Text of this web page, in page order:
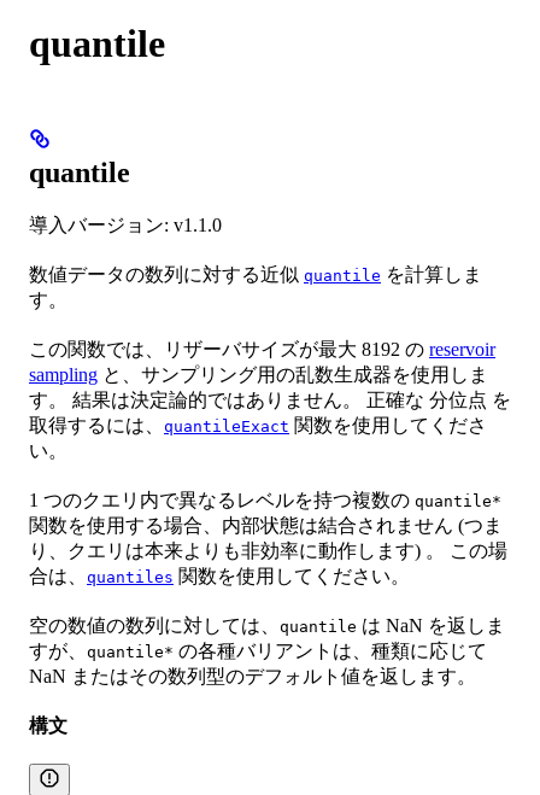
quantile
quantile
導入バージョン: v1.1.0
数値データの数列に対する近似 quantile を計算しま
す。
この関数では、リザーバサイズが最大 8192 の reservoir
sampling と、サンプリング用の乱数生成器を使用しま
す。 結果は決定論的ではありません。 正確な 分位点 を
取得するには、 quantileExact 関数を使用してくださ
い。
1 つのクエリ内で異なるレベルを持つ複数の quantile*
関数を使用する場合、内部状態は結合されません (つま
り、クエリは本来よりも非効率に動作します) 。 この場
合は、 quantiles 関数を使用してください。
空の数値の数列に対しては、 quantile は NaN を返しま
すが、 quantile* の各種バリアントは、種類に応じて
NaN またはその数列型のデフォルト値を返します。
構文